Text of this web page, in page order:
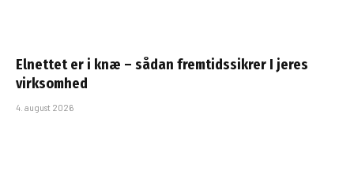
Elnettet er i knæ – sådan fremtidssikrer I jeres
virksomhed
4. august 2026